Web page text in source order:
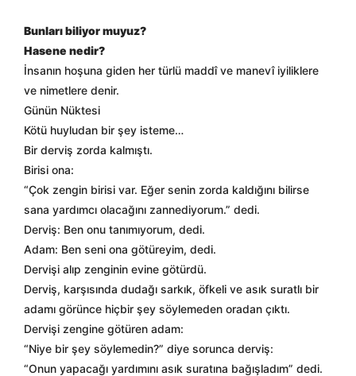
Bunları biliyor muyuz?
Hasene nedir?
İnsanın hoşuna giden her türlü maddî ve manevî iyiliklere
ve nimetlere denir.
Günün Nüktesi
Kötü huyludan bir şey isteme…
Bir derviş zorda kalmıştı.
Birisi ona:
“Çok zengin birisi var. Eğer senin zorda kaldığını bilirse
sana yardımcı olacağını zannediyorum.” dedi.
Derviş: Ben onu tanımıyorum, dedi.
Adam: Ben seni ona götüreyim, dedi.
Dervişi alıp zenginin evine götürdü.
Derviş, karşısında dudağı sarkık, öfkeli ve asık suratlı bir
adamı görünce hiçbir şey söylemeden oradan çıktı.
Dervişi zengine götüren adam:
“Niye bir şey söylemedin?” diye sorunca derviş:
“Onun yapacağı yardımını asık suratına bağışladım” dedi.